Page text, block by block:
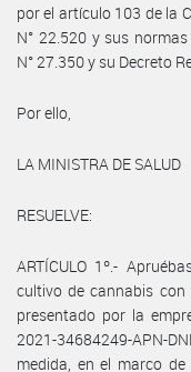
por el artículo 103 de la
N° 22.520 y sus
N° 27.350 y su Decreto
Por ello,
LA MINISTRA DE SALUD
RESUELVE:
ARTÍCULO 1º.-
cultivo de cannabis
presentado por la
2021-34684249-APN-
medida, en el marco